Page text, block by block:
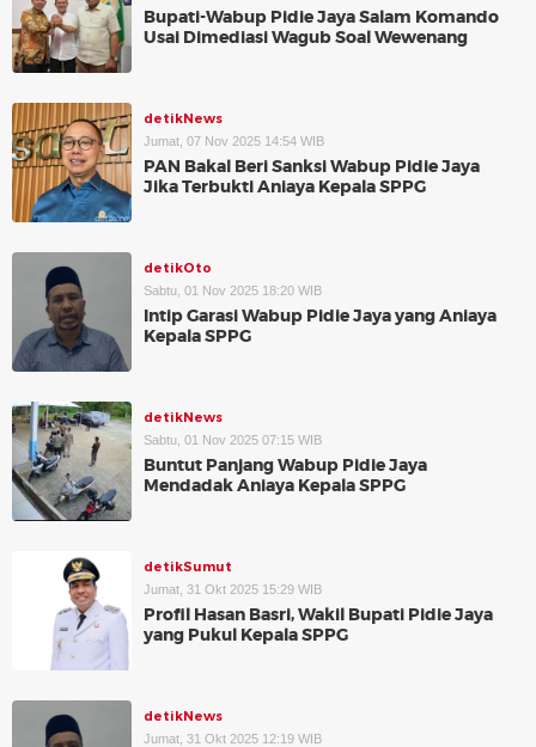
Bupati-Wabup Pidie Jaya Salam Komando
Usai Dimediasi Wagub Soal Wewenang
detikNews
Jumat, 07 Nov 2025 14:54 WIB
PAN Bakal Beri Sanksi Wabup Pidie Jaya
Jika Terbukti Aniaya Kepala SPPG
detikOto
Sabtu, 01 Nov 2025 18:20 WIB
Intip Garasi Wabup Pidie Jaya yang Aniaya
Kepala SPPG
detikNews
Sabtu, 01 Nov 2025 07:15 WIB
Buntut Panjang Wabup Pidie Jaya
Mendadak Aniaya Kepala SPPG
detikSumut
Jumat, 31 Okt 2025 15:29 WIB
Profil Hasan Basri, Wakil Bupati Pidie Jaya
yang Pukul Kepala SPPG
detikNews
Jumat, 31 Okt 2025 12:19 WIB